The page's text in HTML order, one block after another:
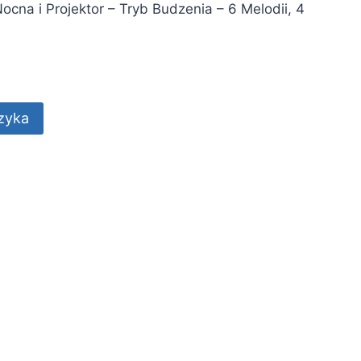
i Projektor – Tryb Budzenia – 6 Melodii, 4